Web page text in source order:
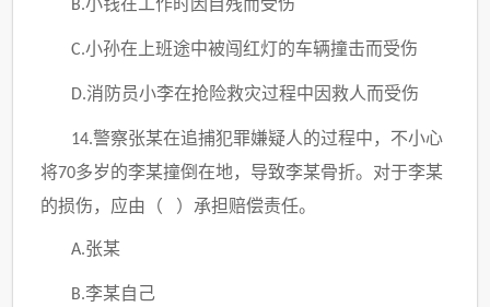
B.小钱在工作时因自残而受伤
C.小孙在上班途中被闯红灯的车辆撞击而受伤
D.消防员小李在抢险救灾过程中因救人而受伤
14.警察张某在追捕犯罪嫌疑人的过程中，不小心
将70多岁的李某撞倒在地，导致李某骨折。对于李某
的损伤，应由（ ）承担赔偿责任。
A.张某
B.李某自己